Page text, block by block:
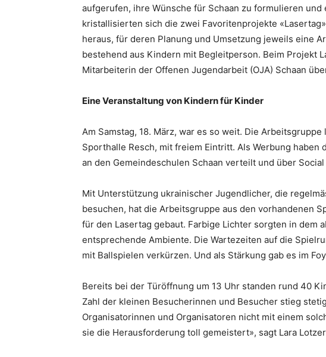
aufgerufen, ihre Wünsche für Schaan zu formulieren
kristallisierten sich die zwei Favoritenprojekte
heraus, für deren Planung und Umsetzung jeweils eine
bestehend aus Kindern mit Begleitperson. Beim Projekt
Mitarbeiterin der Offenen Jugendarbeit (OJA) Schaan
Eine Veranstaltung von Kindern für Kinder
Am Samstag, 18. März, war es so weit. Die
Sporthalle Resch, mit freiem Eintritt. Als Werbung
an den Gemeindeschulen Schaan verteilt und über
Mit Unterstützung ukrainischer Jugendlicher, die
besuchen, hat die Arbeitsgruppe aus den vorhandenen
für den Lasertag gebaut. Farbige Lichter sorgten in dem
entsprechende Ambiente. Die Wartezeiten auf die
mit Ballspielen verkürzen. Und als Stärkung gab es im
Bereits bei der Türöffnung um 13 Uhr standen rund 40
Zahl der kleinen Besucherinnen und Besucher stieg
Organisatorinnen und Organisatoren nicht mit einem
sie die Herausforderung toll gemeistert», sagt Lara